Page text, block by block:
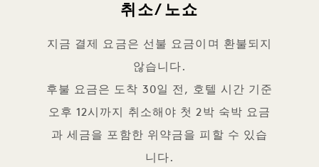
취소/노쇼
지금 결제 요금은 선불 요금이며 환불되지
않습니다.
후불 요금은 도착 30일 전, 호텔 시간 기준
오후 12시까지 취소해야 첫 2박 숙박 요금
과 세금을 포함한 위약금을 피할 수 있습
니다.